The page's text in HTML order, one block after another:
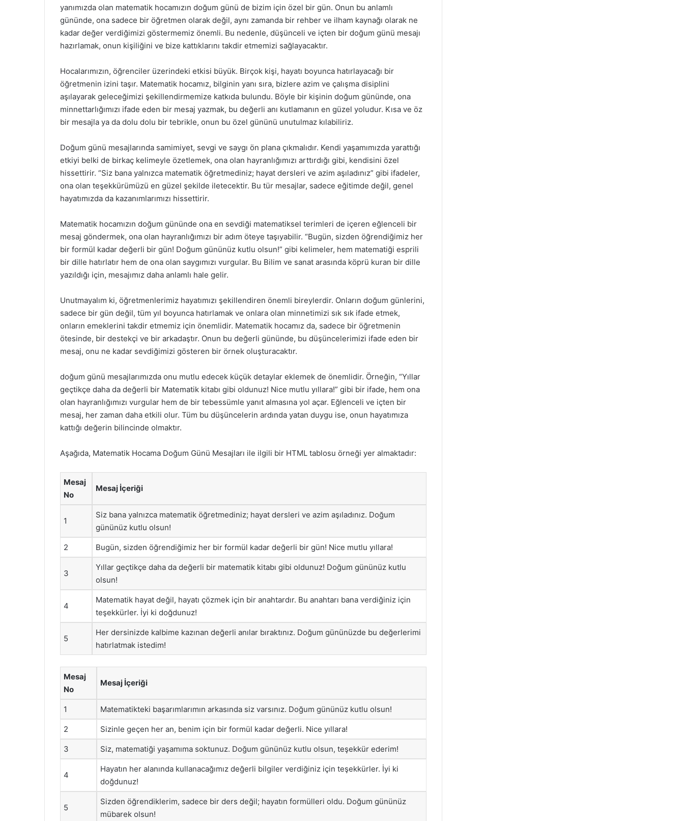
yanımızda olan matematik hocamızın doğum günü de bizim için özel bir gün. Onun bu anlamlı
gününde, ona sadece bir öğretmen olarak değil, aynı zamanda bir rehber ve ilham kaynağı olarak ne
kadar değer verdiğimizi göstermemiz önemli. Bu nedenle, düşünceli ve içten bir doğum günü mesajı
hazırlamak, onun kişiliğini ve bize kattıklarını takdir etmemizi sağlayacaktır.
Hocalarımızın, öğrenciler üzerindeki etkisi büyük. Birçok kişi, hayatı boyunca hatırlayacağı bir
öğretmenin izini taşır. Matematik hocamız, bilginin yanı sıra, bizlere azim ve çalışma disiplini
aşılayarak geleceğimizi şekillendirmemize katkıda bulundu. Böyle bir kişinin doğum gününde, ona
minnettarlığımızı ifade eden bir mesaj yazmak, bu değerli anı kutlamanın en güzel yoludur. Kısa ve öz
bir mesajla ya da dolu dolu bir tebrikle, onun bu özel gününü unutulmaz kılabiliriz.
Doğum günü mesajlarında samimiyet, sevgi ve saygı ön plana çıkmalıdır. Kendi yaşamımızda yarattığı
etkiyi belki de birkaç kelimeyle özetlemek, ona olan hayranlığımızı arttırdığı gibi, kendisini özel
hissettirir. “Siz bana yalnızca matematik öğretmediniz; hayat dersleri ve azim aşıladınız” gibi ifadeler,
ona olan teşekkürümüzü en güzel şekilde iletecektir. Bu tür mesajlar, sadece eğitimde değil, genel
hayatımızda da kazanımlarımızı hissettirir.
Matematik hocamızın doğum gününde ona en sevdiği matematiksel terimleri de içeren eğlenceli bir
mesaj göndermek, ona olan hayranlığımızı bir adım öteye taşıyabilir. “Bugün, sizden öğrendiğimiz her
bir formül kadar değerli bir gün! Doğum gününüz kutlu olsun!” gibi kelimeler, hem matematiği esprili
bir dille hatırlatır hem de ona olan saygımızı vurgular. Bu Bilim ve sanat arasında köprü kuran bir dille
yazıldığı için, mesajımız daha anlamlı hale gelir.
Unutmayalım ki, öğretmenlerimiz hayatımızı şekillendiren önemli bireylerdir. Onların doğum günlerini,
sadece bir gün değil, tüm yıl boyunca hatırlamak ve onlara olan minnetimizi sık sık ifade etmek,
onların emeklerini takdir etmemiz için önemlidir. Matematik hocamız da, sadece bir öğretmenin
ötesinde, bir destekçi ve bir arkadaştır. Onun bu değerli gününde, bu düşüncelerimizi ifade eden bir
mesaj, onu ne kadar sevdiğimizi gösteren bir örnek oluşturacaktır.
doğum günü mesajlarımızda onu mutlu edecek küçük detaylar eklemek de önemlidir. Örneğin, “Yıllar
geçtikçe daha da değerli bir Matematik kitabı gibi oldunuz! Nice mutlu yıllara!” gibi bir ifade, hem ona
olan hayranlığımızı vurgular hem de bir tebessümle yanıt almasına yol açar. Eğlenceli ve içten bir
mesaj, her zaman daha etkili olur. Tüm bu düşüncelerin ardında yatan duygu ise, onun hayatımıza
kattığı değerin bilincinde olmaktır.
Aşağıda, Matematik Hocama Doğum Günü Mesajları ile ilgili bir HTML tablosu örneği yer almaktadır:
Mesaj
No
Mesaj İçeriği
1
Siz bana yalnızca matematik öğretmediniz; hayat dersleri ve azim aşıladınız. Doğum
gününüz kutlu olsun!
2 Bugün, sizden öğrendiğimiz her bir formül kadar değerli bir gün! Nice mutlu yıllara!
3
Yıllar geçtikçe daha da değerli bir matematik kitabı gibi oldunuz! Doğum gününüz kutlu
olsun!
4
Matematik hayat değil, hayatı çözmek için bir anahtardır. Bu anahtarı bana verdiğiniz için
teşekkürler. İyi ki doğdunuz!
5
Her dersinizde kalbime kazınan değerli anılar bıraktınız. Doğum gününüzde bu değerlerimi
hatırlatmak istedim!
Mesaj
No
Mesaj İçeriği
1 Matematikteki başarımlarımın arkasında siz varsınız. Doğum gününüz kutlu olsun!
2 Sizinle geçen her an, benim için bir formül kadar değerli. Nice yıllara!
3 Siz, matematiği yaşamıma soktunuz. Doğum gününüz kutlu olsun, teşekkür ederim!
4
Hayatın her alanında kullanacağımız değerli bilgiler verdiğiniz için teşekkürler. İyi ki
doğdunuz!
5
Sizden öğrendiklerim, sadece bir ders değil; hayatın formülleri oldu. Doğum gününüz
mübarek olsun!